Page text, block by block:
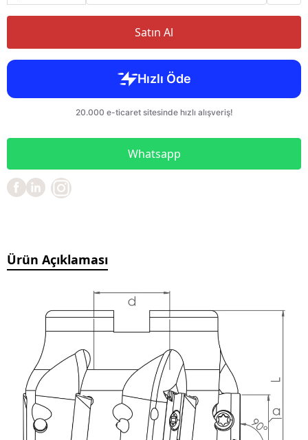
Satın Al
Whatsapp
Ürün Açıklaması